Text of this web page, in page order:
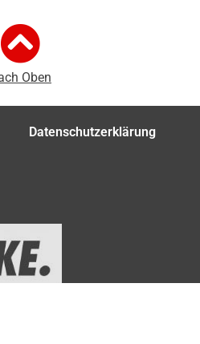
Oben
Datenschutzerklärung